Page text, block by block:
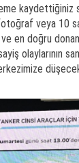
kaydettiğiniz
veya 10
en doğru